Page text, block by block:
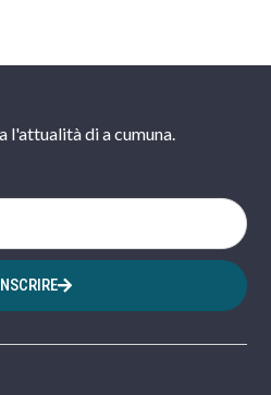
l'attualità di a cumuna.